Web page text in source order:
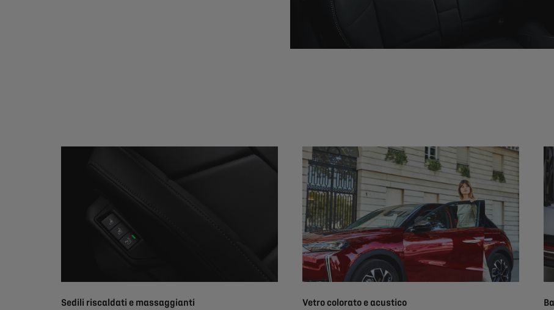
Sedili riscaldati e massaggianti Vetro colorato e acustico​